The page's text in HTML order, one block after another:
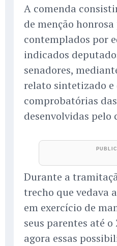
A comenda
de menção
contemplados por
indicados
senadores,
relato sintetizado e
comprobatórias
desenvolvidas pelo
Durante a
trecho que vedava
em exercício de
seus parentes até
agora essas